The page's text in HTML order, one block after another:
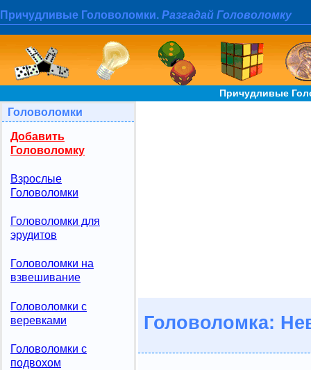
Причудливые Головоломки. Разгадай Головоломку
Причудливые
Головоломки
Добавить
Головоломку
Взрослые
Головоломки
Головоломки для
эрудитов
Головоломки на
взвешивание
Головоломки с
веревками
Головоломки с
подвохом
Головоломка: